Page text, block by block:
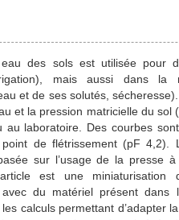
des sols est utilisée pour
mais aussi dans la
et de ses solutés,
et la pression matricielle du sol
laboratoire. Des courbes
de flétrissement (pF 4,2).
sur l’usage de la presse
est une miniaturisation
du matériel présent dans
calculs permettant d’adapter